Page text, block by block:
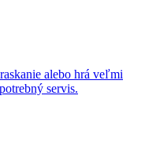
alebo hrá veľmi
servis.